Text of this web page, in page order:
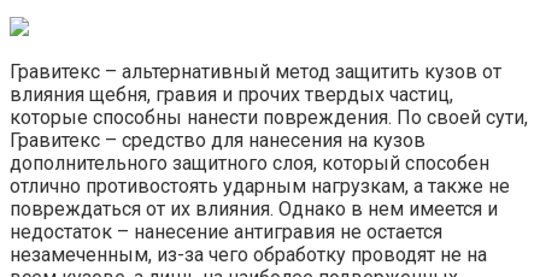
Гравитекс – альтернативный метод защитить кузов от
влияния щебня, гравия и прочих твердых частиц,
которые способны нанести повреждения. По своей сути,
Гравитекс – средство для нанесения на кузов
дополнительного защитного слоя, который способен
отлично противостоять ударным нагрузкам, а также не
повреждаться от их влияния. Однако в нем имеется и
недостаток – нанесение антигравия не остается
незамеченным, из-за чего обработку проводят не на